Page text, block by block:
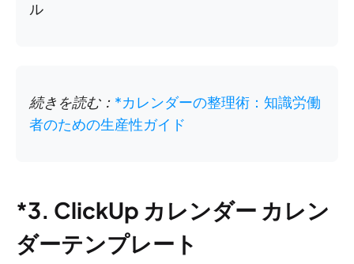
ル
続きを読む： *カレンダーの整理術：知識労働
者のための生産性ガイド
*3. ClickUp カレンダー カレン
ダーテンプレート